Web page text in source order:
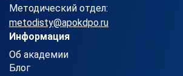
Методический отдел:
metodisty@apokdpo.ru
Информация
Об академии
Блог